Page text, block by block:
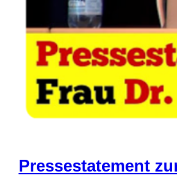
Pressestatement